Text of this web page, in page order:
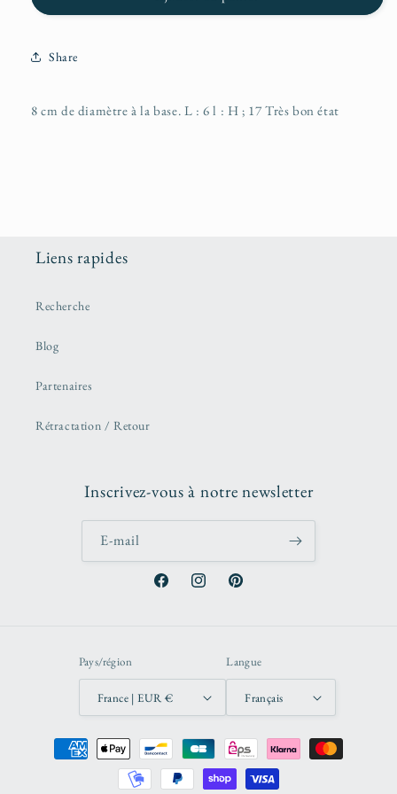
Share
8 cm de diamètre à la base. L : 6 l : H ; 17 Très bon état
Liens rapides
Recherche
Blog
Partenaires
Rétractation / Retour
Inscrivez-vous à notre newsletter
E-mail
FacebookInstagramPinterest
Pays/région
France | EUR €
Langue
Français
Moyens